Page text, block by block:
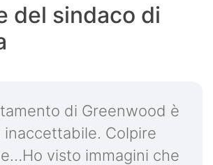
del sindaco di
di Greenwood è
inaccettabile. Colpire
visto immagini che